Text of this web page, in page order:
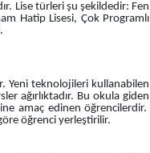
Lise türleri şu şekildedir: Fen
Hatip Lisesi, Çok Programlı
Öğretim Lisesi.
Yeni teknolojileri kullanabilen
ağırlıktadır. Bu okula giden
amaç edinen öğrencilerdir.
öğrenci yerleştirilir.